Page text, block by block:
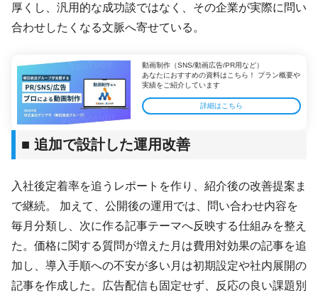
厚くし、汎用的な成功談ではなく、その企業が実際に問い
合わせしたくなる文脈へ寄せている。
動画制作（SNS/動画広告/PR用など）
あなたにおすすめの資料はこちら！ プラン概要や
実績をご紹介しています
詳細はこちら
■ 追加で設計した運用改善
入社後定着率を追うレポートを作り、紹介後の改善提案ま
で継続。 加えて、公開後の運用では、問い合わせ内容を
毎月分類し、次に作る記事テーマへ反映する仕組みを整え
た。価格に関する質問が増えた月は費用対効果の記事を追
加し、導入手順への不安が多い月は初期設定や社内展開の
記事を作成した。広告配信も固定せず、反応の良い課題別